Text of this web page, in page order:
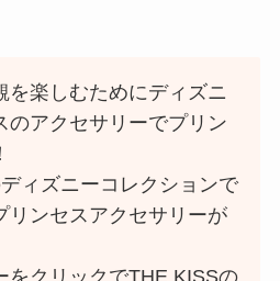
を楽しむためにディズニ
のアクセサリーでプリン
ィズニーコレクションで
リンセスアクセサリーが
をクリックでTHE KISSの